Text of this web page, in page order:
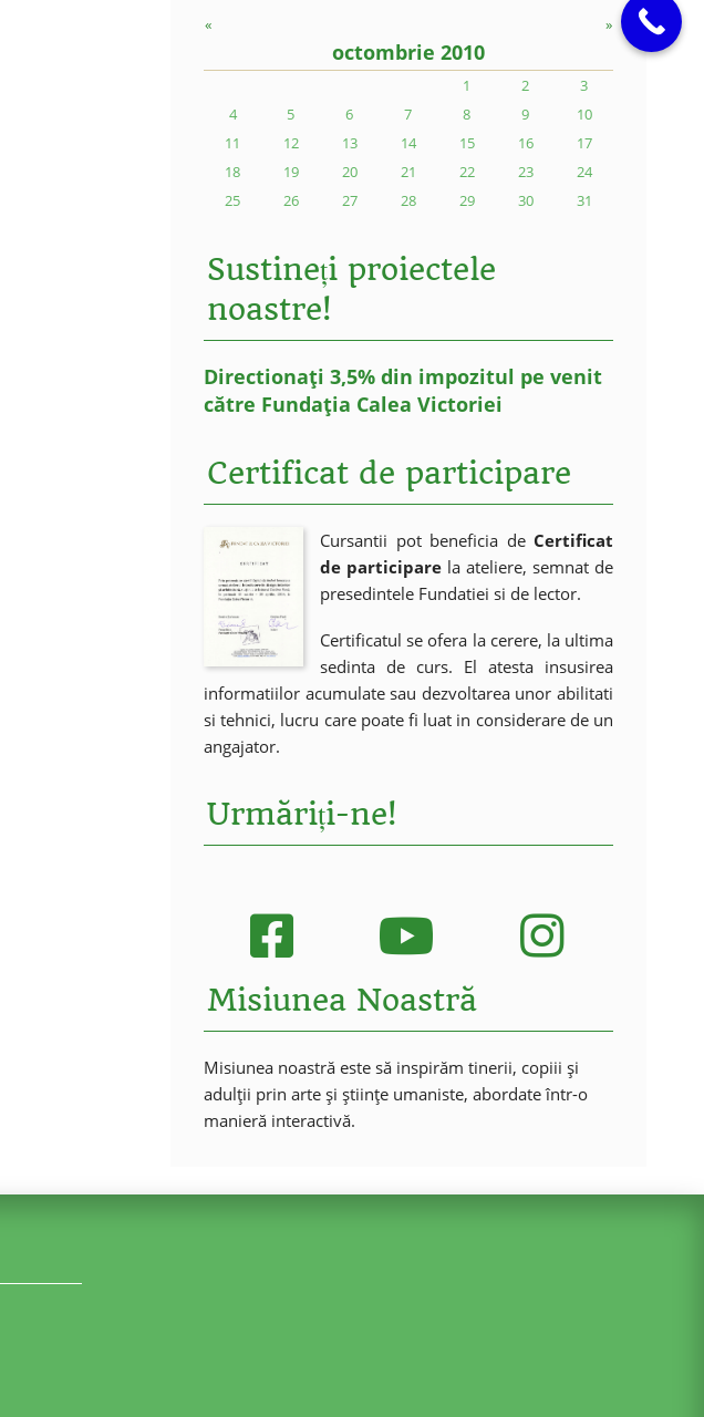
« »
octombrie 2010
1 2
3
4
5 6 7 8 9
10
11
12 13 14 15 16
17
18
19 20 21 22 23
24
25
26 27 28 29 30 31
Sustineți proiectele
noastre!
Directionați 3,5% din impozitul pe venit
către Fundația Calea Victoriei
Certificat de participare
Cursantii pot beneficia de Certificat
de participare la ateliere, semnat de
presedintele Fundatiei si de lector.
Certificatul se ofera la cerere, la ultima
sedinta de curs. El atesta insusirea
informatiilor acumulate sau dezvoltarea unor abilitati
si tehnici, lucru care poate fi luat in considerare de un
angajator.
Urmăriți-ne!
Misiunea Noastră
Misiunea noastră este să inspirăm tinerii, copiii și
adulții prin arte și științe umaniste, abordate într-o
manieră interactivă.